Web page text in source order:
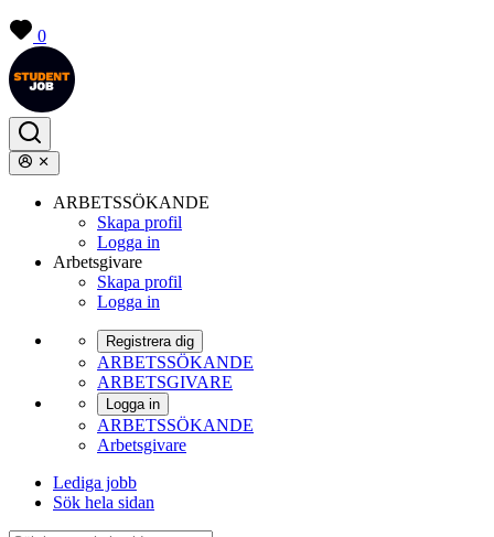
0
ARBETSSÖKANDE
Skapa profil
Logga in
Arbetsgivare
Skapa profil
Logga in
Registrera dig
ARBETSSÖKANDE
ARBETSGIVARE
Logga in
ARBETSSÖKANDE
Arbetsgivare
Lediga jobb
Sök hela sidan